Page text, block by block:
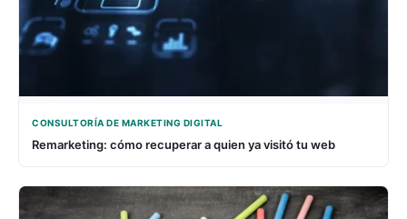
CONSULTORÍA DE MARKETING DIGITAL
Remarketing: cómo recuperar a quien ya visitó tu web